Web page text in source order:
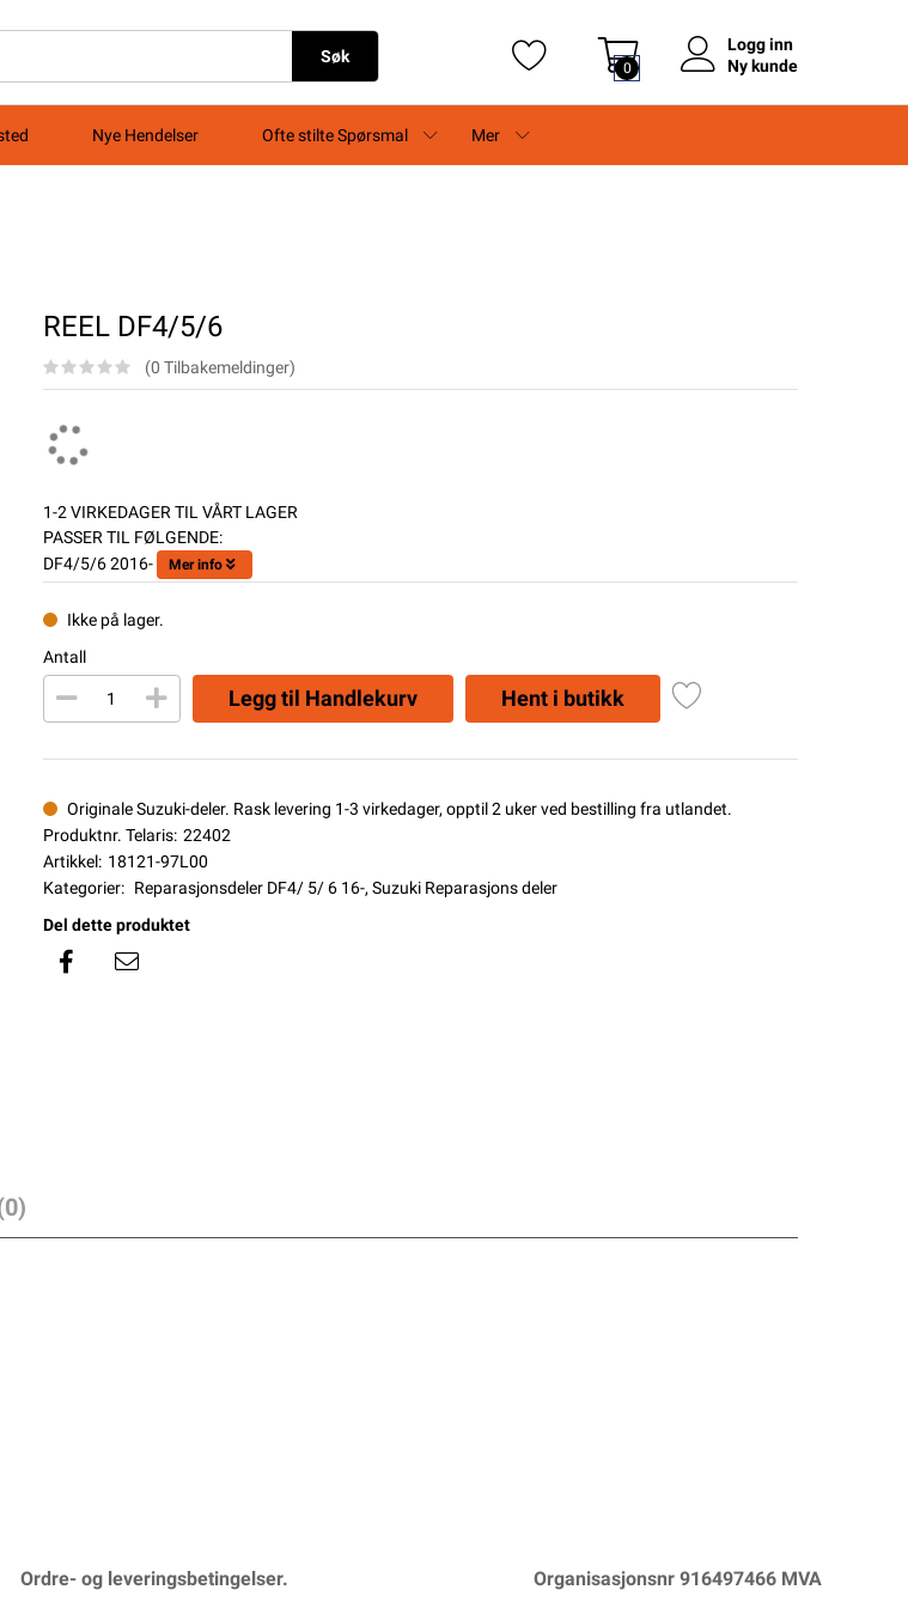
Søk
0
Logg inn
Ny kunde
Nye Hendelser Ofte stilte Spørsmal Mer
REEL DF4/5/6
(0 Tilbakemeldinger)
1-2 VIRKEDAGER TIL VÅRT LAGER
PASSER TIL FØLGENDE:
DF4/5/6 2016-
Mer info
Ikke på lager.
Antall
Legg til Handlekurv Hent i butikk
Originale Suzuki-deler. Rask levering 1-3 virkedager, opptil 2 uker ved bestilling fra utlandet.
Produktnr. Telaris: 22402
Artikkel: 18121-97L00
Kategorier: Reparasjonsdeler DF4/ 5/ 6 16-, Suzuki Reparasjons deler
Del dette produktet
Ordre- og leveringsbetingelser. Organisasjonsnr 916497466 MVA